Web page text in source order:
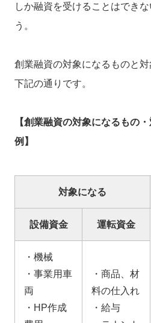
しか融資を受けることはでき
う。
創業融資の対象になるものと
下記の通りです。
【創業融資の対象になるもの
例】
対象になる
設備資金 運転資金
・機械
・事業用車
両
・HP作成
・商品、材
料の仕入れ
・給与